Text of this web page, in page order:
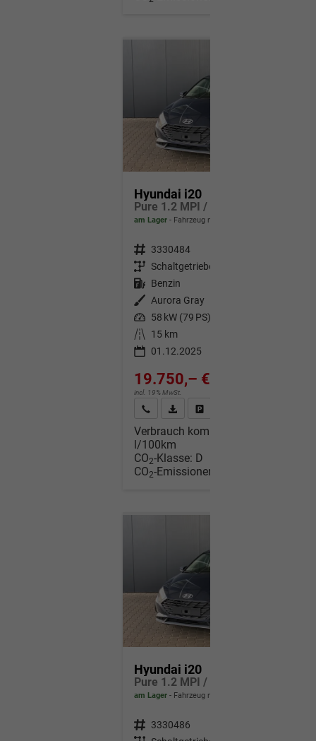
Hyundai i20
am Lager Fahrzeug mit Tageszulassung
Fahrzeugnr. 3330484
Getriebe Schaltgetriebe
Kraftstoff Benzin
Außenfarbe
Aurora Gray
Leistung 58 kW (79 PS)
Kilometerstand
15 km
01.12.2025
19.750,– €
incl. 19% MwSt.
Wir rufen Sie anFahrzeugexposé (PDF)
Verbrauch kombiniert:
l/100km
CO2-Klasse: D
CO2-Emissionen:
Hyundai i20
am Lager Fahrzeug mit Tageszulassung
Fahrzeugnr. 3330486